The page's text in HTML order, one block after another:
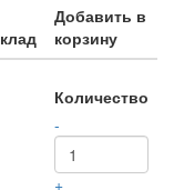
Добавить в
корзину
Количество
-
+